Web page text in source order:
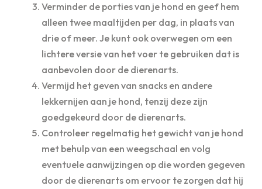
Verminder de porties van je hond en geef hem
alleen twee maaltijden per dag, in plaats van
drie of meer. Je kunt ook overwegen om een
lichtere versie van het voer te gebruiken dat is
aanbevolen door de dierenarts.
Vermijd het geven van snacks en andere
lekkernijen aan je hond, tenzij deze zijn
goedgekeurd door de dierenarts.
Controleer regelmatig het gewicht van je hond
met behulp van een weegschaal en volg
eventuele aanwijzingen op die worden gegeven
door de dierenarts om ervoor te zorgen dat hij